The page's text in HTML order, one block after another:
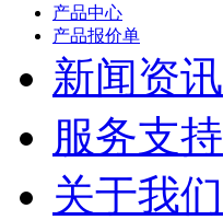
产品中心
产品报价单
新闻资讯
服务支持
关于我们